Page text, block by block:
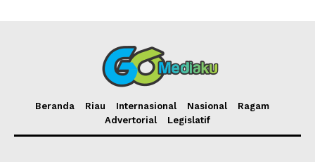
Beranda Riau Internasional Nasional
Ragam
Advertorial
Legislatif